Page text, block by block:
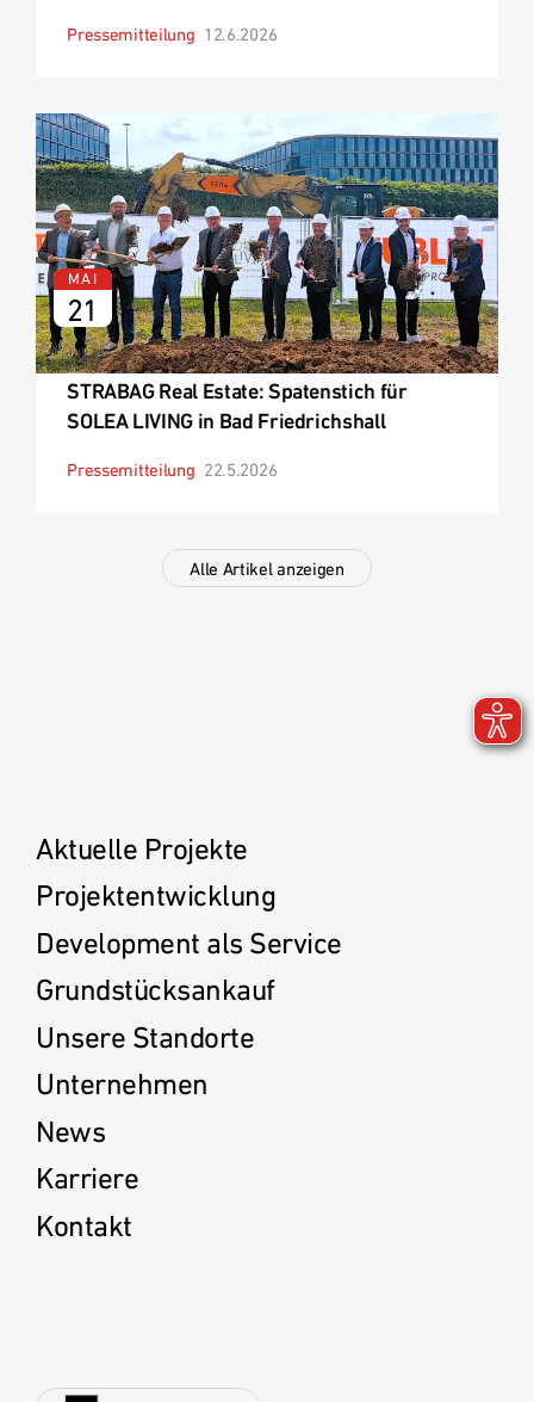
Pressemitteilung 12.6.2026
MAI
21
STRABAG Real Estate: Spatenstich für
SOLEA LIVING in Bad Friedrichshall
Pressemitteilung 22.5.2026
Alle Artikel anzeigen
Aktuelle Projekte
Projektentwicklung
Development als Service
Grundstücksankauf
Unsere Standorte
Unternehmen
News
Karriere
Kontakt